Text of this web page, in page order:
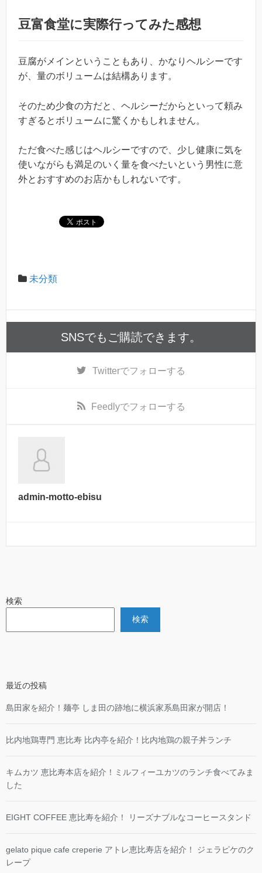
豆富食堂に実際行ってみた感想
豆腐がメインということもあり、かなりヘルシーです
が、量のボリュームは結構あります。
そのため少食の方だと、ヘルシーだからといって頼み
すぎるとボリュームに驚くかもしれません。
ただ食べた感じはヘルシーですので、少し健康に気を
使いながらも満足のいく量を食べたいという男性に意
外とおすすめのお店かもしれないです。
未分類
SNSでもご購読できます。
Twitterでフォローする
Feedlyでフォローする
admin-motto-ebisu
検索
検索
最近の投稿
島田家を紹介！麺亭 しま田の跡地に横浜家系島田家が開店！
比内地鶏専門 恵比寿 比内亭を紹介！比内地鶏の親子丼ランチ
キムカツ 恵比寿本店を紹介！ミルフィーユカツのランチ食べてみま
した
EIGHT COFFEE 恵比寿を紹介！ リーズナブルなコーヒースタンド
gelato pique cafe creperie アトレ恵比寿店を紹介！ ジェラピケのク
レープ